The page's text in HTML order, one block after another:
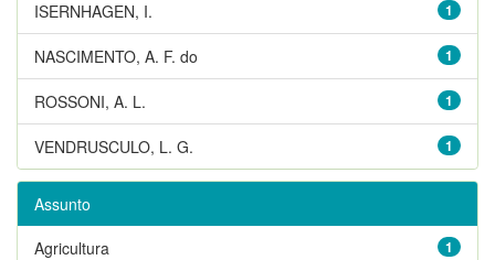
1
ISERNHAGEN, I.
1
NASCIMENTO, A. F. do
1
ROSSONI, A. L.
1
VENDRUSCULO, L. G.
Assunto
1
Agricultura